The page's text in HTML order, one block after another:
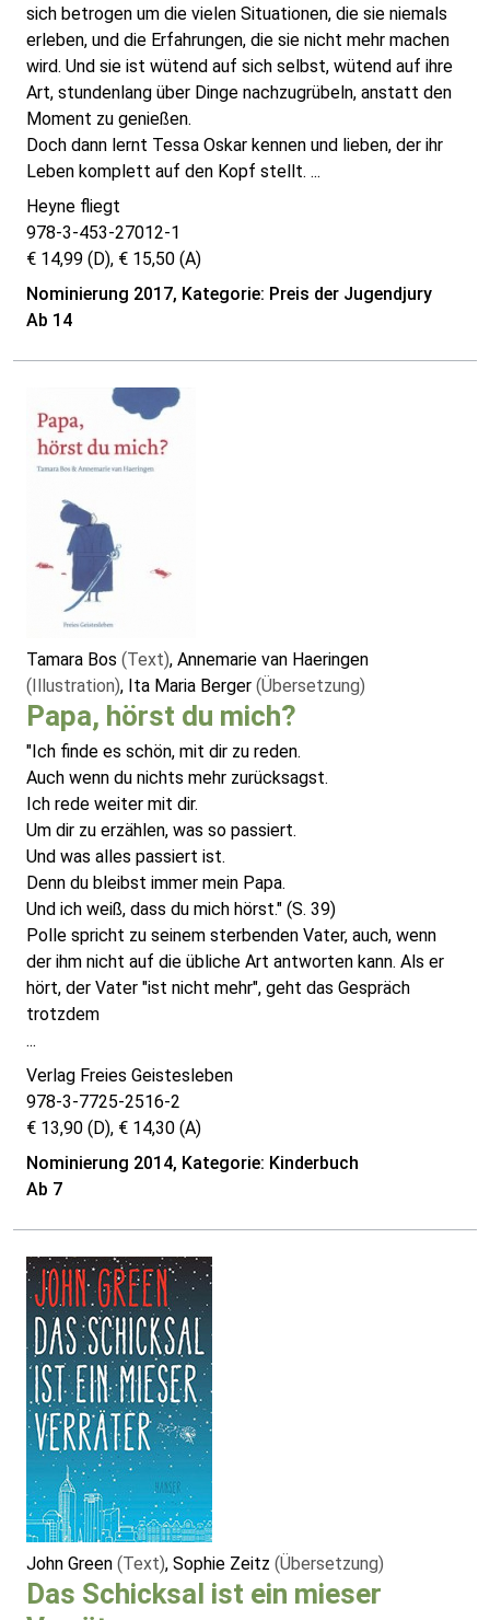
sich betrogen um die vielen Situationen, die sie niemals
erleben, und die Erfahrungen, die sie nicht mehr machen
wird. Und sie ist wütend auf sich selbst, wütend auf ihre
Art, stundenlang über Dinge nachzugrübeln, anstatt den
Moment zu genießen.
Doch dann lernt Tessa Oskar kennen und lieben, der ihr
Leben komplett auf den Kopf stellt. ...
Heyne fliegt
978-3-453-27012-1
€ 14,99 (D), € 15,50 (A)
Nominierung 2017, Kategorie: Preis der Jugendjury
Ab 14
Tamara Bos (Text), Annemarie van Haeringen
(Illustration), Ita Maria Berger (Übersetzung)
Papa, hörst du mich?
"Ich finde es schön, mit dir zu reden.
Auch wenn du nichts mehr zurücksagst.
Ich rede weiter mit dir.
Um dir zu erzählen, was so passiert.
Und was alles passiert ist.
Denn du bleibst immer mein Papa.
Und ich weiß, dass du mich hörst." (S. 39)
Polle spricht zu seinem sterbenden Vater, auch, wenn
der ihm nicht auf die übliche Art antworten kann. Als er
hört, der Vater "ist nicht mehr", geht das Gespräch
trotzdem
...
Verlag Freies Geistesleben
978-3-7725-2516-2
€ 13,90 (D), € 14,30 (A)
Nominierung 2014, Kategorie: Kinderbuch
Ab 7
John Green (Text), Sophie Zeitz (Übersetzung)
Das Schicksal ist ein mieser